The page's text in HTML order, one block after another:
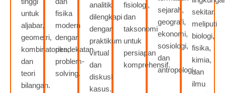
untuk
aljabar,
geometri,
kombinatorika,
dan
teori
bilangan.
fisika
modern
dengan
pendekatan
problem-
solving.
analitik,
dilengkapi
dengan
praktikum
virtual
dan
diskusi
kasus.
fisiologi,
dan
taksonomi
untuk
persiapan
komprehensif.
sejarah,
geografi,
ekonomi,
sosiologi,
dan
antropologi.
sekitar,
meliputi
biologi,
fisika,
kimia,
dan
ilmu